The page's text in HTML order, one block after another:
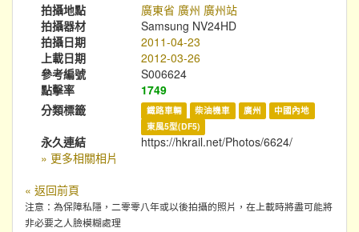
拍攝地點
廣東省 廣州 廣州站
拍攝器材
Samsung NV24HD
拍攝日期
2011-04-23
上載日期
2012-03-26
參考編號
S006624
點擊率
1749
分類標籤
鐵路車輛 柴油機車 廣州
中國內地
東風5型(DF5)
永久連結
https://hkrail.net/Photos/6624/
» 更多相關相片
« 返回前頁
注意：為保障私隱，二零零八年或以後拍攝的照片，在上載時將盡可能將
非必要之人臉模糊處理